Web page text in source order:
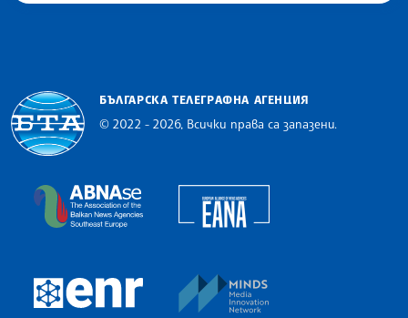
БЪЛГАРСКА ТЕЛЕГРАФНА АГЕНЦИЯ
© 2022 - 2026, Всички права са запазени.
The Assocoation of the Balkan News Agencies
European Newsroom